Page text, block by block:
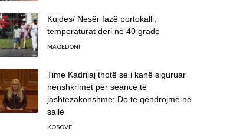
Kujdes/ Nesër fazë portokalli,
temperaturat deri në 40 gradë
MAQEDONI
Time Kadrijaj thotë se i kanë siguruar
nënshkrimet për seancë të
jashtëzakonshme: Do të qëndrojmë në
sallë
KOSOVË